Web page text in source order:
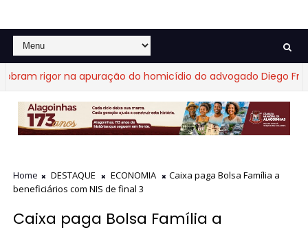
rigor na apuração do homicídio do advogado Diego Fraga
Home DESTAQUE ECONOMIA
Caixa paga Bolsa Família a
beneficiários com NIS de final 3
Caixa paga Bolsa Família a